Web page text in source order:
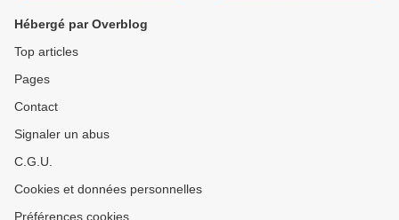
Hébergé par Overblog
Top articles
Pages
Contact
Signaler un abus
C.G.U.
Cookies et données personnelles
Préférences cookies